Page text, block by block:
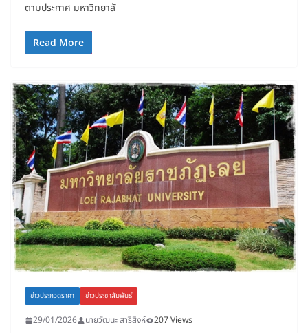
ตามประกาศ มหาวิทยาลั
Read More
ข่าวประกวดราคา ข่าวประชาสัมพันธ์
29/01/2026 นายวัฒนะ สารีสิงห์ 207 Views